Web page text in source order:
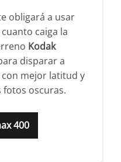
obligará a usar
caiga la
Kodak
disparar a
mejor latitud y
oscuras.
400